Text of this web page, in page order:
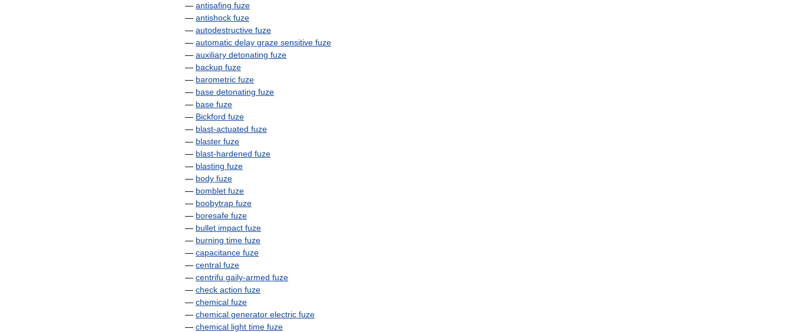
— antisafing fuze
— antishock fuze
— autodestructive fuze
— automatic delay graze sensitive fuze
— auxiliary detonating fuze
— backup fuze
— barometric fuze
— base detonating fuze
— base fuze
— Bickford fuze
— blast-actuated fuze
— blaster fuze
— blast-hardened fuze
— blasting fuze
— body fuze
— bomblet fuze
— boobytrap fuze
— boresafe fuze
— bullet impact fuze
— burning time fuze
— capacitance fuze
— central fuze
— centrifu gaily-armed fuze
— check action fuze
— chemical fuze
— chemical generator electric fuze
— chemical light time fuze